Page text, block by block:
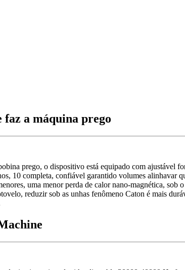
a máquina prego
prego, o dispositivo está equipado com ajustável
10 completa, confiável garantido volumes alinhavar
uma menor perda de calor nano-magnética, sob
reduzir sob as unhas fenômeno Caton é mais